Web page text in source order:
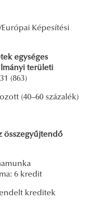
Képesítési
egységes
területi
(863)
(40–60 százalék)
összegyűjtendő
6 kredit
kreditek